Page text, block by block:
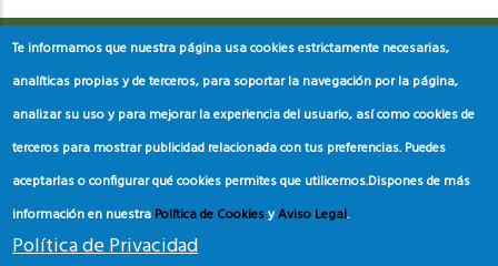
Te informamos que nuestra página usa cookies estrictamente necesarias,
analíticas propias y de terceros, para soportar la navegación por la página,
analizar su uso y para mejorar la experiencia del usuario, así como cookies de
terceros para mostrar publicidad relacionada con tus preferencias. Puedes
aceptarlas o configurar qué cookies permites que utilicemos.Dispones de más
información en nuestra Política de CookiesyAviso Legal.
Política de Privacidad